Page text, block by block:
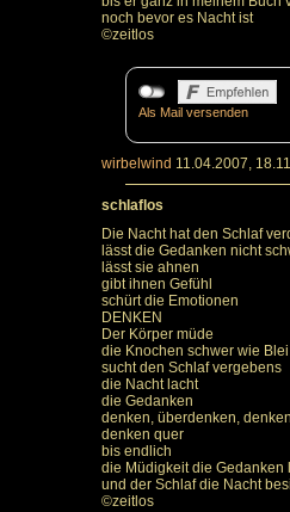
noch bevor es Nacht ist
©zeitlos
Als Mail versenden
wirbelwind 11.04.2007, 18.11
schlaflos
Die Nacht hat den Schlaf
lässt die Gedanken nicht
lässt sie ahnen
gibt ihnen Gefühl
schürt die Emotionen
DENKEN
Der Körper müde
die Knochen schwer wie Blei
sucht den Schlaf vergebens
die Nacht lacht
die Gedanken
denken, überdenken,
denken quer
bis endlich
die Müdigkeit die Gedanken
und der Schlaf die Nacht
©zeitlos